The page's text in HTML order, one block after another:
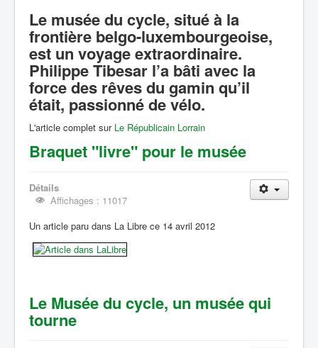
Le musée du cycle, situé à la
frontière belgo-luxembourgeoise,
est un voyage extraordinaire.
Philippe Tibesar l’a bâti avec la
force des rêves du gamin qu’il
était, passionné de vélo.
L'article complet sur Le Républicain Lorrain
Braquet "livre" pour le musée
Détails
Affichages : 11017
Un article paru dans La Libre ce 14 avril 2012
Le Musée du cycle, un musée qui
tourne